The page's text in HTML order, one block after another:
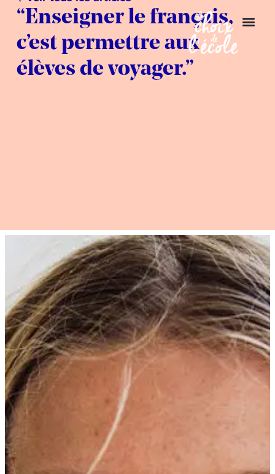
“Enseigner le français,
c’est permettre aux
élèves de voyager.”